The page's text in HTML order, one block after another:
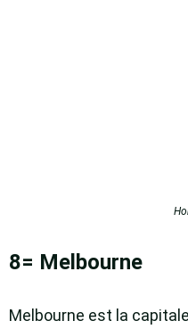
8= Melbourne
Melbourne est la